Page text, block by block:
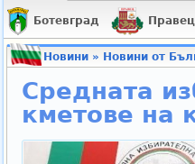
Ботевград Правец
Новини» Новини от
Средната
кметове на